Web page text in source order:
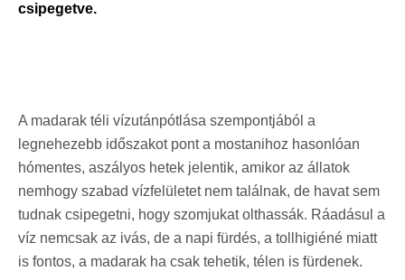
csipegetve.
A madarak téli vízutánpótlása szempontjából a
legnehezebb időszakot pont a mostanihoz hasonlóan
hómentes, aszályos hetek jelentik, amikor az állatok
nemhogy szabad vízfelületet nem találnak, de havat sem
tudnak csipegetni, hogy szomjukat olthassák. Ráadásul a
víz nemcsak az ivás, de a napi fürdés, a tollhigiéné miatt
is fontos, a madarak ha csak tehetik, télen is fürdenek.